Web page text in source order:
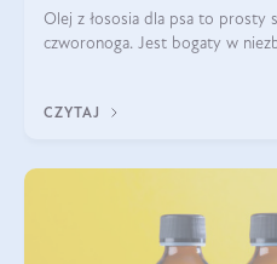
Olej z łososia dla psa to prosty
czworonoga. Jest bogaty w
uwagę?
CZYTAJ